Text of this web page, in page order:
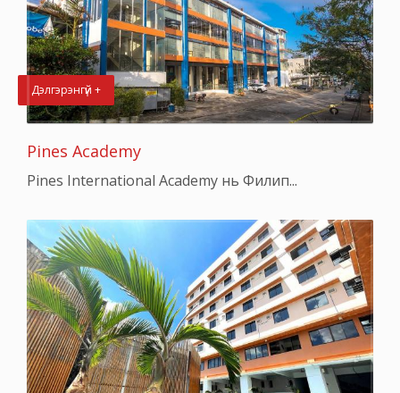
Дэлгэрэнгүй +
Pines Academy
Pines International Academy нь Филип...